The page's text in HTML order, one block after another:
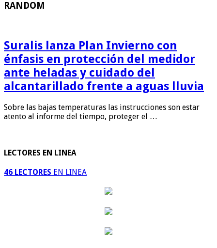
RANDOM
Suralis lanza Plan Invierno con
énfasis en protección del medidor
ante heladas y cuidado del
alcantarillado frente a aguas lluvia
Sobre las bajas temperaturas las instrucciones son estar
atento al informe del tiempo, proteger el …
LECTORES EN LINEA
46 LECTORES EN LINEA